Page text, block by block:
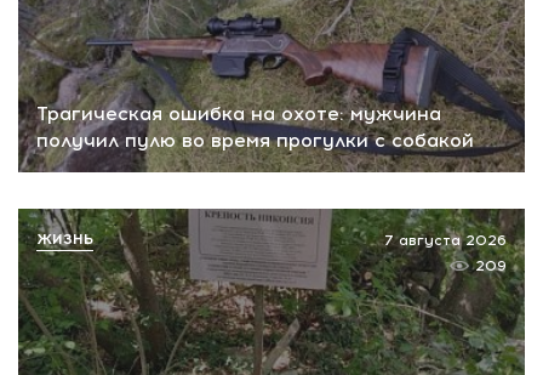
Трагическая ошибка на охоте: мужчина
получил пулю во время прогулки с собакой
7 августа 2026
209
ЖИЗНЬ